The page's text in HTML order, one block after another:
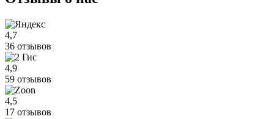
4,7
36 отзывов
4,9
59 отзывов
4,5
17 отзывов